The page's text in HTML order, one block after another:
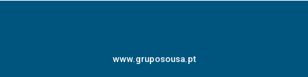
www.gruposousa.pt